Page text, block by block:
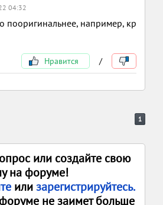
04:32
пооригинальнее, например, кр
Нравится /
1
или создайте свою
на форуме!
илизарегистрируйтесь.
не заимет больше